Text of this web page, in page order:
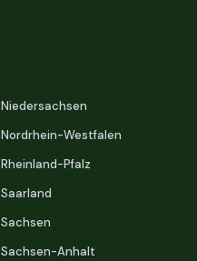
Niedersachsen
Nordrhein-Westfalen
Rheinland-Pfalz
Saarland
Sachsen
Sachsen-Anhalt